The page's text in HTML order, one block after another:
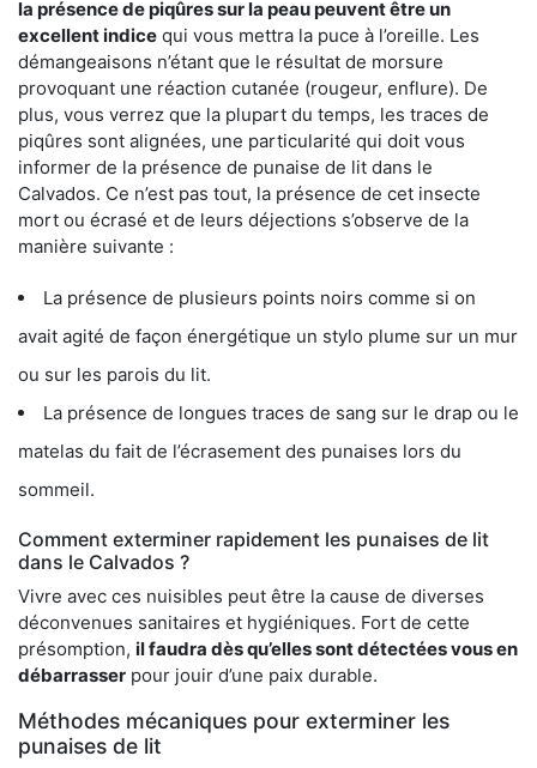
la présence de piqûres sur la peau peuvent être un
excellent indice qui vous mettra la puce à l’oreille. Les
démangeaisons n’étant que le résultat de morsure
provoquant une réaction cutanée (rougeur, enflure). De
plus, vous verrez que la plupart du temps, les traces de
piqûres sont alignées, une particularité qui doit vous
informer de la présence de punaise de lit dans le
Calvados. Ce n’est pas tout, la présence de cet insecte
mort ou écrasé et de leurs déjections s’observe de la
manière suivante :
La présence de plusieurs points noirs comme si on
avait agité de façon énergétique un stylo plume sur un mur
ou sur les parois du lit.
La présence de longues traces de sang sur le drap ou le
matelas du fait de l’écrasement des punaises lors du
sommeil.
Comment exterminer rapidement les punaises de lit
dans le Calvados ?
Vivre avec ces nuisibles peut être la cause de diverses
déconvenues sanitaires et hygiéniques. Fort de cette
présomption, il faudra dès qu’elles sont détectées vous en
débarrasser pour jouir d’une paix durable.
Méthodes mécaniques pour exterminer les
punaises de lit